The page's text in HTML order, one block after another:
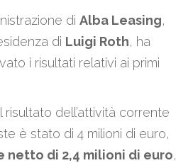
di Alba Leasing,
di Luigi Roth, ha
i risultati relativi ai primi
risultato dell’attività corrente
è stato di 4 milioni di euro,
netto di 2,4 milioni di euro,